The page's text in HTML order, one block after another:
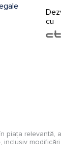
cu
piața relevantă,